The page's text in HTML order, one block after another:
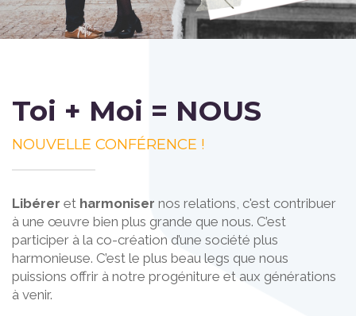
Toi + Moi = NOUS
NOUVELLE CONFÉRENCE !
Libérer et harmoniser nos relations, c'est contribuer
à une œuvre bien plus grande que nous. C’est
participer à la co-création d’une société plus
harmonieuse. C’est le plus beau legs que nous
puissions offrir à notre progéniture et aux générations
à venir.